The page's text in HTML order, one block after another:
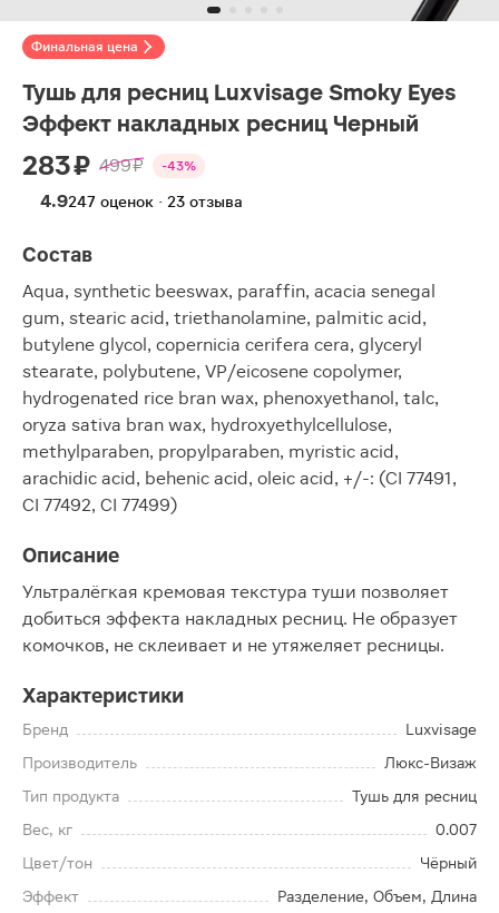
Финальная цена
Тушь для ресниц Luxvisage Smoky Eyes
Эффект накладных ресниц Черный
283 ₽ 499 ₽ -43%
4.9247 оценок · 23 отзыва
Состав
Aqua, synthetic beeswax, paraffin, acacia senegal
gum, stearic acid, triethanolamine, palmitic acid,
butylene glycol, copernicia cerifera cera, glyceryl
stearate, polybutene, VP/eicosene copolymer,
hydrogenated rice bran wax, phenoxyethanol, talc,
oryza sativa bran wax, hydroxyethylcellulose,
methylparaben, propylparaben, myristic acid,
arachidic acid, behenic acid, oleic acid, +/-: (CI 77491,
CI 77492, CI 77499)
Описание
Ультралёгкая кремовая текстура туши позволяет
добиться эффекта накладных ресниц. Не образует
комочков, не склеивает и не утяжеляет ресницы.
Характеристики
Бренд
Luxvisage
Производитель
Люкс-Визаж
Тип продукта
Тушь для ресниц
Вес, кг
0.007
Цвет/тон
Чёрный
Эффект
Разделение, Объем, Длина